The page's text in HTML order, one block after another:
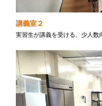
講義室２
実習生が講義を受ける、少人数